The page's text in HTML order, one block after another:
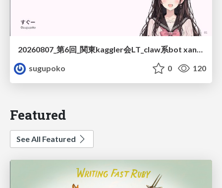
20260807_第6回_関東kaggler会LT_claw系bot xangiと始める、"寂しくない" kaggle
sugupoko
0 120
Featured
See All Featured